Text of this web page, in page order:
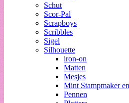
Schut
Scor-Pal
Scrapboys
Scribbles
Sigel
Silhouette
iron-on
Matten
Mesjes
Mint Stampmaker
Pennen